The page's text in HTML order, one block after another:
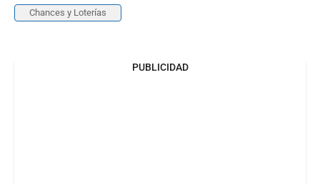
Chances y Loterías
PUBLICIDAD